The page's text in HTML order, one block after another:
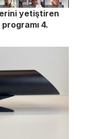
yetiştiren
4.